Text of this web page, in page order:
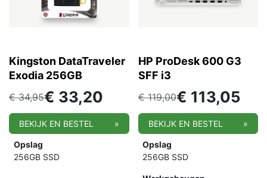
Kingston DataTraveler
Exodia 256GB
€34,95€ 33,20
BEKIJK EN BESTEL »
Opslag
256GB SSD
HP ProDesk 600 G3
SFF i3
€119,00€ 113,05
BEKIJK EN BESTEL »
Opslag
256GB SSD